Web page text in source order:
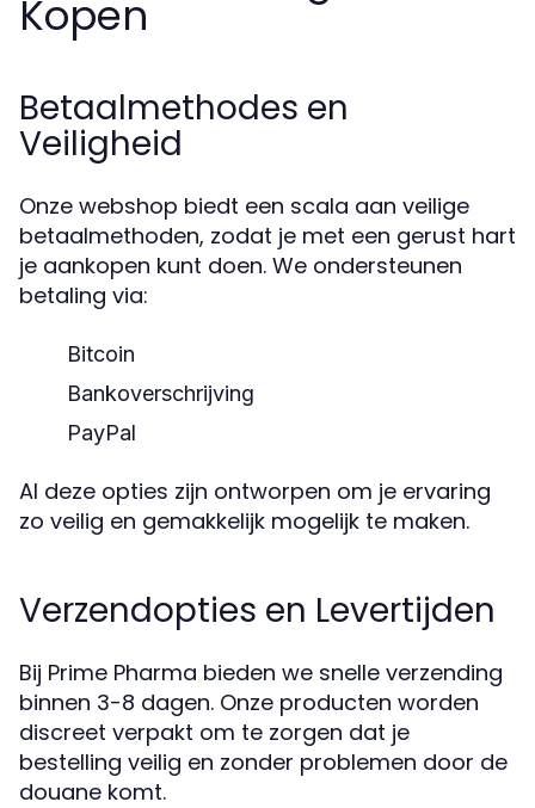
Kopen
Betaalmethodes en
Veiligheid
Onze webshop biedt een scala aan veilige
betaalmethoden, zodat je met een gerust hart
je aankopen kunt doen. We ondersteunen
betaling via:
Bitcoin
Bankoverschrijving
PayPal
Al deze opties zijn ontworpen om je ervaring
zo veilig en gemakkelijk mogelijk te maken.
Verzendopties en Levertijden
Bij Prime Pharma bieden we snelle verzending
binnen 3-8 dagen. Onze producten worden
discreet verpakt om te zorgen dat je
bestelling veilig en zonder problemen door de
douane komt.